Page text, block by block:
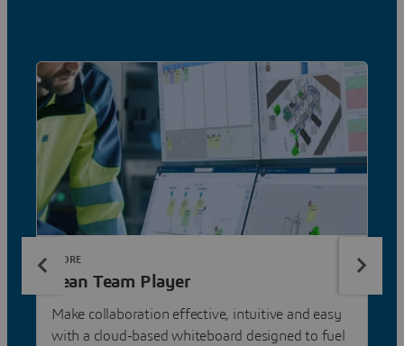
Lean Team Player
Make collaboration effective, intuitive and easy
with a cloud-based whiteboard designed to fuel
STORE